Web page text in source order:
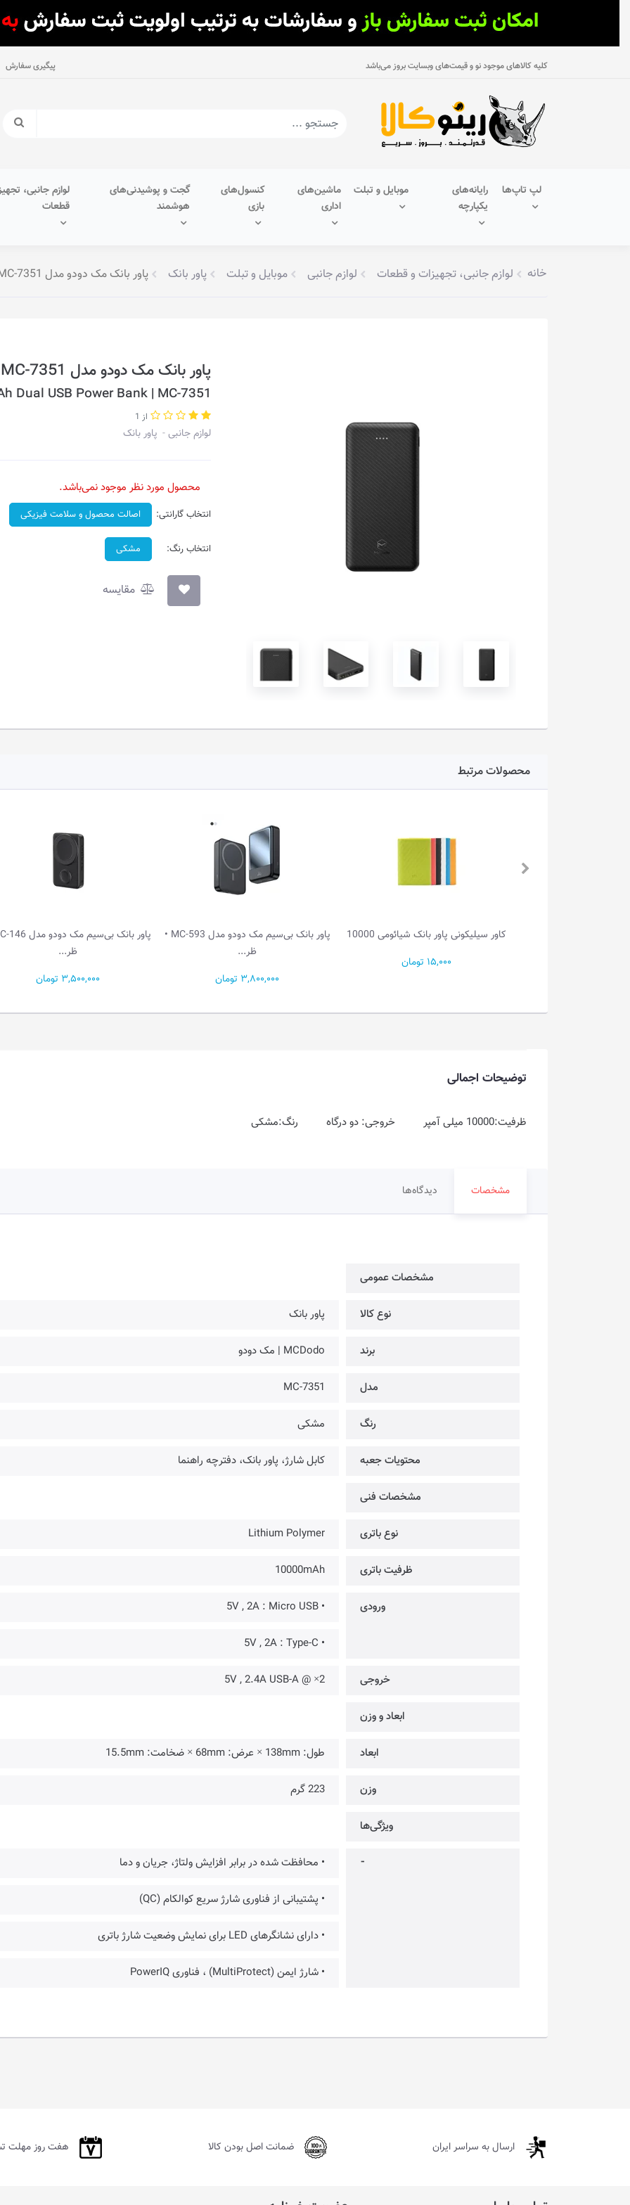
کلیه کالاهای موجود نو و قیمت‌های وبسایت بروز می‌باشد پیگیری سفارش
لپ تاپ‌ها
رایانه‌های
یکپارچه
موبایل و تبلت
ماشین‌های
اداری
کنسول‌های
بازی
گجت و پوشیدنی‌های
هوشمند
لوازم جانبی،
قطعات
خانه لوازم جانبی، تجهیزات و قطعات لوازم جانبی موبایل و تبلت پاور بانک پاور بانک مک دودو مدل Ultra Slim Light 10000mAh MC-7351
پاور بانک مک دودو مدل Ultra Slim Light 10000mAh MC-7351
Dual USB Power Bank | MC-7351
از 1
لوازم جانبی پاور بانک
محصول مورد نظر موجود نمی‌باشد.
انتخاب گارانتی: اصالت محصول و سلامت فیزیکی
انتخاب رنگ: مشکی
مقایسه
محصولات مرتبط
کاور سیلیکونی پاور بانک شیائومی 10000
پاور بانک بی‌سیم مک دودو مدل MC-593 •
3,800,000 تومان
پاور بانک بی‌سیم مک دودو مدل MC-146 •
3,500,000 تومان
توضیحات اجمالی
ظرفیت:10000 میلی آمپر خروجی: دو درگاه رنگ:مشکی
مشخصات دیدگاه‌ها
مشخصات عمومی
نوع کالا پاور بانک
برند MCDodo | مک دودو
مدل MC-7351
رنگ مشکی
محتویات جعبه کابل شارژ، پاور بانک، دفترچه راهنما
مشخصات فنی
نوع باتری Lithium Polymer
ظرفیت باتری 10000mAh
ورودی • 5V , 2A : Micro USB
• 5V , 2A : Type-C
خروجی 2× @ 5V , 2.4A USB-A
ابعاد و وزن
ابعاد طول: 138mm × عرض: 68mm × ضخامت: 15.5mm
وزن 223 گرم
ویژگی‌ها
⁃ • محافظت شده در برابر افزایش ولتاژ، جریان و دما
• پشتیبانی از فناوری شارژ سریع کوالکام (QC)
• دارای نشانگرهای LED برای نمایش وضعیت شارژ باتری
• شارژ ایمن (MultiProtect) ، فناوری PowerIQ
ارسال به سراسر ایران ضمانت اصل بودن کالا هفت روز مهلت